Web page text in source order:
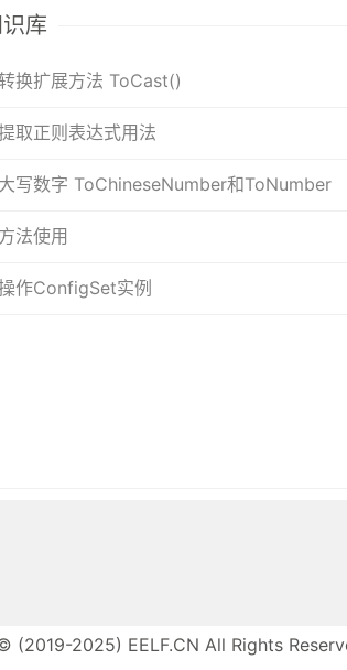
库
换扩展方法 ToCast()
取正则表达式用法
写数字 ToChineseNumber和ToNumber
法使用
作ConfigSet实例
(2019-2025) EELF.CN All Rights